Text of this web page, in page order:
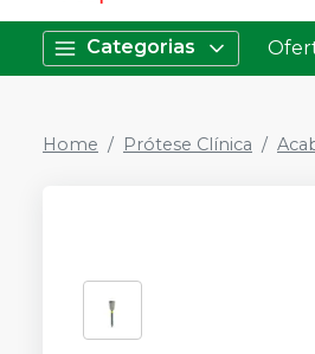
Categorias
Home Prótese Clínica